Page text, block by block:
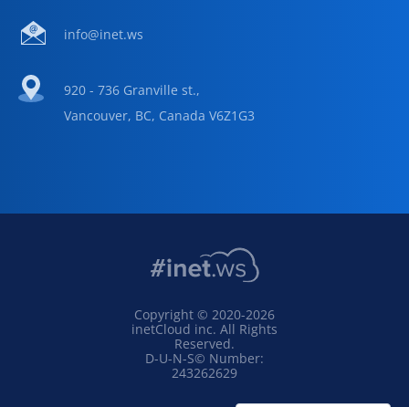
info@inet.ws
920 - 736 Granville st.,
Vancouver, BC, Canada V6Z1G3
Copyright © 2020-2026
inetCloud inc. All Rights
Reserved.
D-U-N-S© Number:
243262629